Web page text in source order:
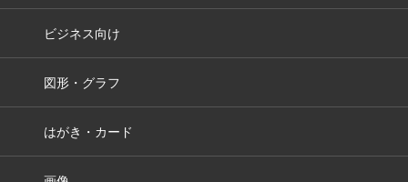
ビジネス向け
図形・グラフ
はがき・カード